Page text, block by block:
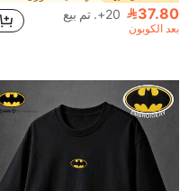
37.80 20+. تم بيع
بعد الكوبون